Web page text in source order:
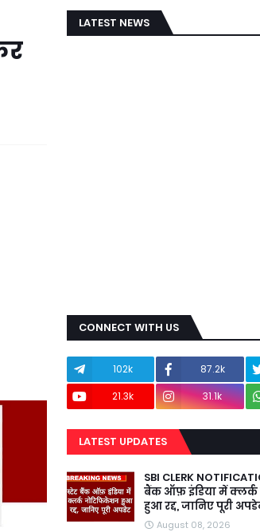
LATEST NEWS
CONNECT WITH US
102k 87.2k
21.3k
31.1k
LATEST UPDATES
SBI CLERK
बैंक ऑफ़ इंडिया में
हुआ रद्द, जानिए पूरी
August 08, 2026